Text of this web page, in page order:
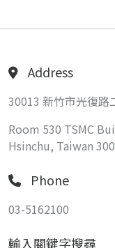
Address
30013 新竹市光復路
Room 530 TSMC
Hsinchu, Taiwan
Phone
03-5162100
輸入關鍵字搜尋